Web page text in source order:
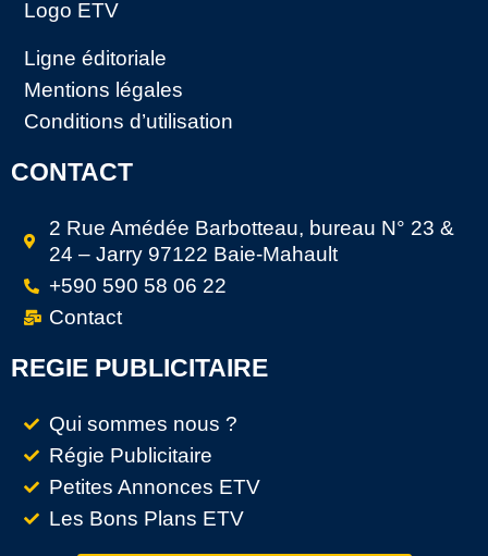
Logo ETV
Ligne éditoriale
Mentions légales
Conditions d’utilisation
CONTACT
2 Rue Amédée Barbotteau, bureau N° 23 &
24 – Jarry 97122 Baie-Mahault
+590 590 58 06 22
Contact
REGIE PUBLICITAIRE
Qui sommes nous ?
Régie Publicitaire
Petites Annonces ETV
Les Bons Plans ETV